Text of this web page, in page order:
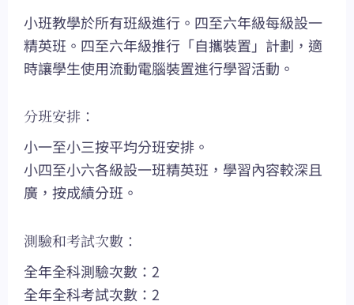
小班教學於所有班級進行。四至六年級每級設一
精英班。四至六年級推行「自攜裝置」計劃，適
時讓學生使用流動電腦裝置進行學習活動。
分班安排：
小一至小三按平均分班安排。
小四至小六各級設一班精英班，學習內容較深且
廣，按成績分班。
測驗和考試次數：
全年全科測驗次數：2
全年全科考試次數：2